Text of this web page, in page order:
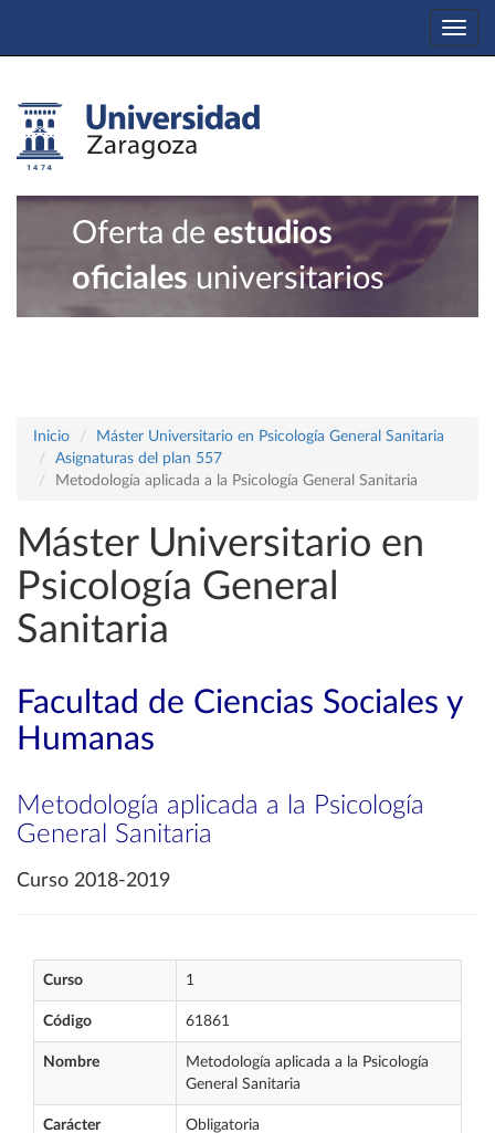
Oferta de estudios
oficiales universitarios
Inicio
Máster Universitario en Psicología General Sanitaria
Asignaturas del plan 557
Metodología aplicada a la Psicología General Sanitaria
Máster Universitario en
Psicología General
Sanitaria
Facultad de Ciencias Sociales y
Humanas
Metodología aplicada a la Psicología
General Sanitaria
Curso 2018-2019
Curso 1
Código 61861
Nombre
Metodología aplicada a la Psicología
General Sanitaria
Carácter Obligatoria